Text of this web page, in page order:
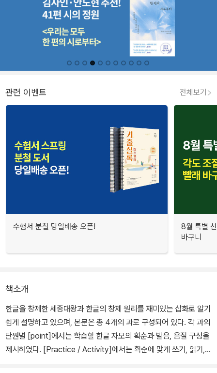
관련 이벤트 전체보기
수험서 분철 당일배송 오픈!
8월 특별
바구니
책소개
한글을 창제한 세종대왕과 한글의 창제 원리를 재미있는 삽화로 알기
쉽게 설명하고 있으며, 본문은 총 4개의 과로 구성되어 있다. 각 과의
단원별 [point]에서는 학습할 한글 자모의 획순과 발음, 음절 구성을
제시하였다. [Practice / Activity]에서는 획순에 맞게 쓰기, 읽기,